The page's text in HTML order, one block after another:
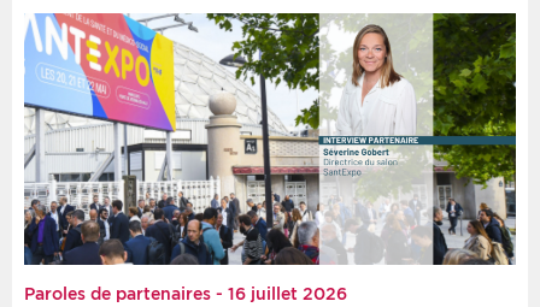
Paroles de partenaires - 16 juillet 2026